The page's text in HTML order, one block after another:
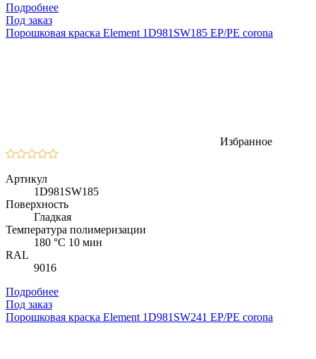
Подробнее
Под заказ
Порошковая краска Element 1D981SW185 EP/PE corona
Избранное
Артикул
1D981SW185
Поверхность
Гладкая
Температура полимеризации
180 °C 10 мин
RAL
9016
Подробнее
Под заказ
Порошковая краска Element 1D981SW241 EP/PE corona